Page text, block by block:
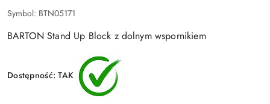
Symbol: BTN05171
BARTON Stand Up Block z dolnym wspornikiem
Dostępność:TAK